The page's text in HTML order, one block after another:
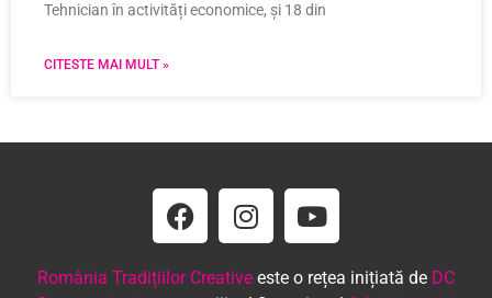
Tehnician în activități economice, și 18 din
CITESTE MAI MULT »
România Tradițiilor Creative este o rețea inițiată de DC